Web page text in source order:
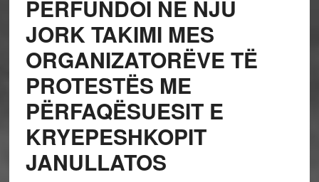
PËRFUNDOI NE NJU
JORK TAKIMI MES
ORGANIZATORËVE TË
PROTESTËS ME
PËRFAQËSUESIT E
KRYEPESHKOPIT
JANULLATOS